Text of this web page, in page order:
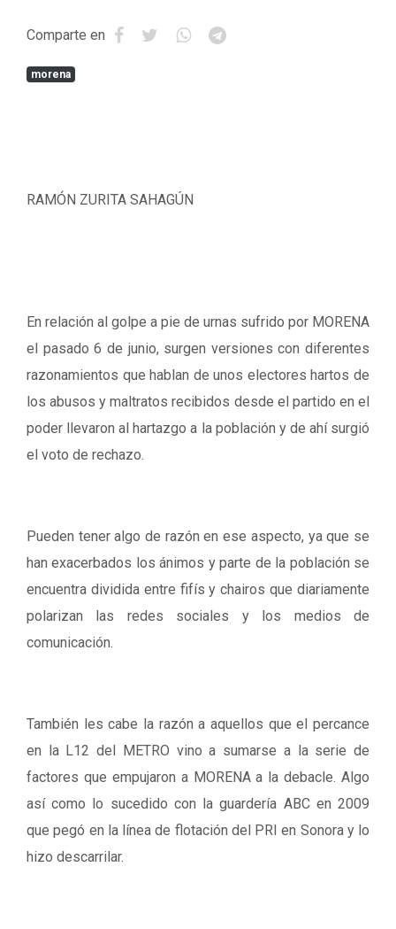
Comparte en
morena
RAMÓN ZURITA SAHAGÚN
En relación al golpe a pie de urnas sufrido por MORENA
el pasado 6 de junio, surgen versiones con diferentes
razonamientos que hablan de unos electores hartos de
los abusos y maltratos recibidos desde el partido en el
poder llevaron al hartazgo a la población y de ahí surgió
el voto de rechazo.
Pueden tener algo de razón en ese aspecto, ya que se
han exacerbados los ánimos y parte de la población se
encuentra dividida entre fifís y chairos que diariamente
polarizan las redes sociales y los medios de
comunicación.
También les cabe la razón a aquellos que el percance
en la L12 del METRO vino a sumarse a la serie de
factores que empujaron a MORENA a la debacle. Algo
así como lo sucedido con la guardería ABC en 2009
que pegó en la línea de flotación del PRI en Sonora y lo
hizo descarrilar.